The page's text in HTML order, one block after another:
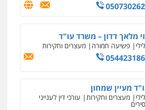
מלאך דדון – משרד עו"ד
פשיעה חמורה מעצרים וחקירות
מעיין שמחון
מעצרים וחקירות עורכי דין לענייני